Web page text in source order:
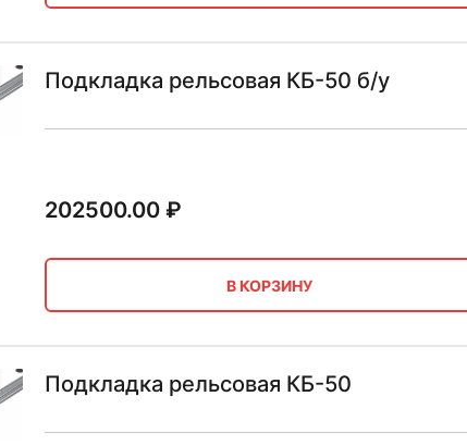
Подкладка рельсовая КБ-50 б/у
202500.00₽
В КОРЗИНУ
Подкладка рельсовая КБ-50